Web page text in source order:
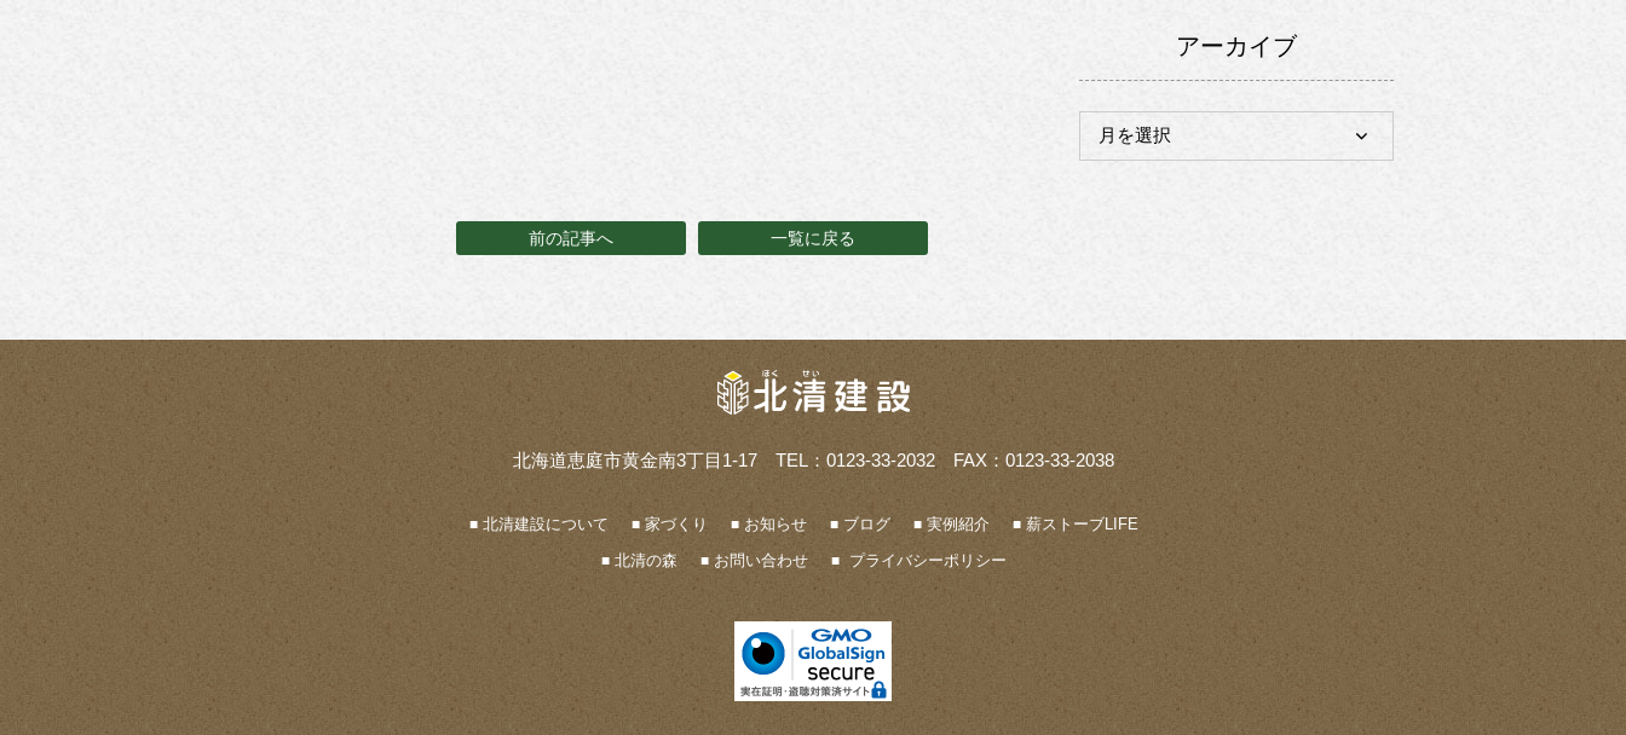
アーカイブ
前の記事へ 一覧に戻る
北海道恵庭市黄金南3丁目1-17 TEL：0123-33-2032 FAX：0123-33-2038
北清建設について 家づくり お知らせ ブログ 実例紹介
薪ストーブLIFE
北清の森
お問い合わせ プライバシーポリシー